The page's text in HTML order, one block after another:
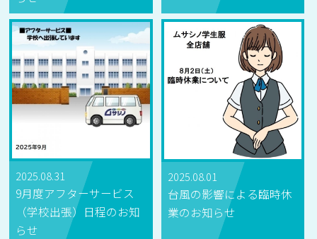
2025.08.31
9月度アフターサービス
（学校出張）日程のお知
らせ
2025.08.01
台風の影響による臨時休
業のお知らせ